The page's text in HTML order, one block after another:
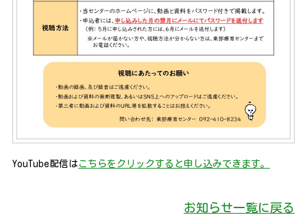
YouTube配信は こちらをクリックすると申し込みできます。
お知らせ一覧に戻る